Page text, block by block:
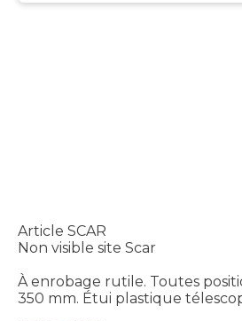
Article SCAR
Non visible site Scar
À enrobage rutile. Toutes
350 mm. Étui plastique